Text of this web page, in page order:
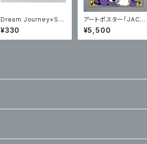
Dream Journey×Sプ
リズムポストカード
¥330
アートポスター「JACKi
es second color」
【サイン入り】
¥5,500